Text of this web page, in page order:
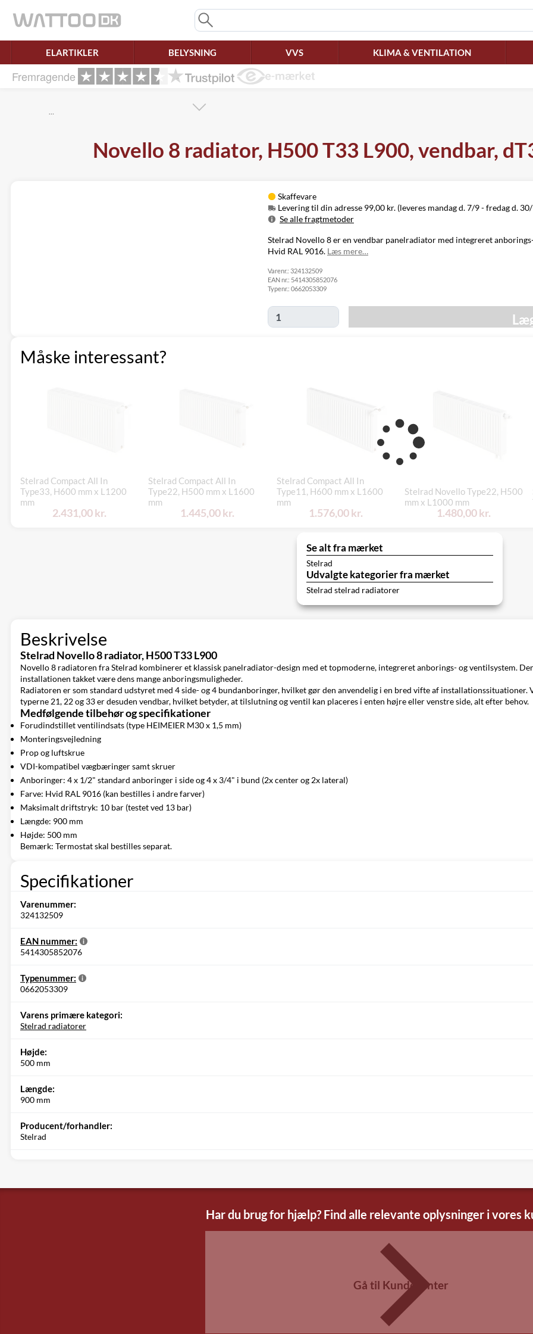
ELARTIKLER BELYSNING VVS KLIMA & VENTILATION
Fremragende
…
Novello 8 radiator, H500 T33 L900, vendbar,
Skaffevare
Levering til din adresse 99,00 kr. (leveres mandag d. 7/9 - fredag d.
Se alle fragtmetoder
Metode
Pris
Leveres
Levering til
Click&Collect
i Svenstrup
(9230)
Stelrad Novello 8 er en vendbar panelradiator med integreret
Hvid RAL 9016. Læs mere…
Varenr.: 324132509
EAN nr.: 5414305852076
Typenr.: 0662053309
Måske interessant?
Stelrad Compact All In
Type33, H600 mm x L1200
mm
2.431,00 kr.
Stelrad Compact All In
Type22, H500 mm x L1600
mm
1.445,00 kr.
Stelrad Compact All In
Type11, H600 mm x L1600
mm
1.576,00 kr.
Stelrad Novello Type22, H500
mm x L1000 mm
1.480,00 kr.
Se alt fra mærket
Stelrad
Udvalgte kategorier fra mærket
Stelrad stelrad radiatorer
Beskrivelse
Stelrad Novello 8 radiator, H500 T33 L900
Novello 8 radiatoren fra Stelrad kombinerer et klassisk panelradiator-design med et topmoderne, integreret anborings- og ventilsystem.
installationen takket være dens mange anboringsmuligheder.
Radiatoren er som standard udstyret med 4 side- og 4 bundanboringer, hvilket gør den anvendelig i en bred vifte af
typerne 21, 22 og 33 er desuden vendbar, hvilket betyder, at tilslutning og ventil kan placeres i enten højre eller venstre side, alt efter behov.
Medfølgende tilbehør og specifikationer
Forudindstillet ventilindsats (type HEIMEIER M30 x 1,5 mm)
Monteringsvejledning
Prop og luftskrue
VDI-kompatibel vægbæringer samt skruer
Anboringer: 4 x 1/2" standard anboringer i side og 4 x 3/4" i bund (2x center og 2x lateral)
Farve: Hvid RAL 9016 (kan bestilles i andre farver)
Maksimalt driftstryk: 10 bar (testet ved 13 bar)
Længde: 900 mm
Højde: 500 mm
Bemærk: Termostat skal bestilles separat.
Specifikationer
Varenummer:
324132509
EAN nummer:
5414305852076
Typenummer:
0662053309
Varens primære kategori:
Stelrad radiatorer
Højde:
500 mm
Længde:
900 mm
Producent/forhandler:
Stelrad
Har du brug for hjælp? Find alle relevante oplysninger i vores
Gå til Kundecenter
Ret samtykke!